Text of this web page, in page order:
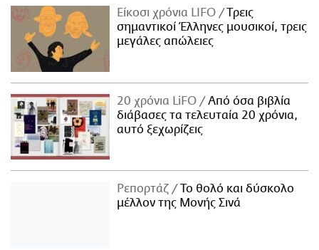
Είκοσι χρόνια LIFO
Tρεις
σημαντικοί Έλληνες μουσικοί, τρεις
μεγάλες απώλειες
20 χρόνια LiFO
Από όσα βιβλία
διάβασες τα τελευταία 20 χρόνια,
αυτό ξεχωρίζεις
Ρεπορτάζ
Το θολό και δύσκολο
μέλλον της Μονής Σινά